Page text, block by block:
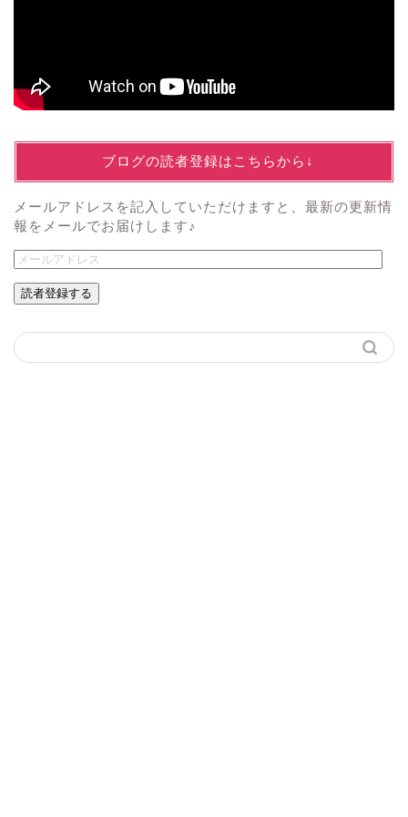
↓ブログの読者登録はこちらから↓
メールアドレスを記入していただけますと、最新の更新情
報をメールでお届けします♪
読者登録する